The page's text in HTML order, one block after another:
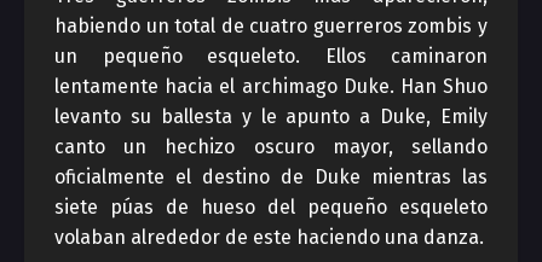
habiendo un total de cuatro guerreros zombis y
un pequeño esqueleto. Ellos caminaron
lentamente hacia el archimago Duke. Han Shuo
levanto su ballesta y le apunto a Duke, Emily
canto un hechizo oscuro mayor, sellando
oficialmente el destino de Duke mientras las
siete púas de hueso del pequeño esqueleto
volaban alrededor de este haciendo una danza.